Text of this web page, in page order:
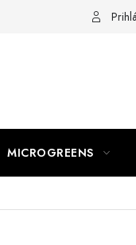
o ochrane osobných
MICROGREENS